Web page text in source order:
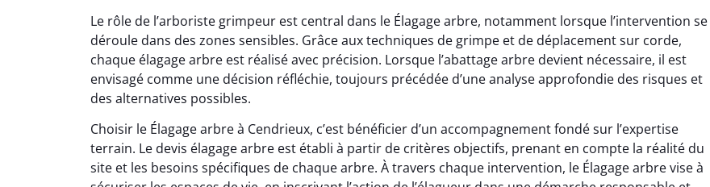
Le rôle de l’arboriste grimpeur est central dans le Élagage arbre, notamment lorsque l’intervention se
déroule dans des zones sensibles. Grâce aux techniques de grimpe et de déplacement sur corde,
chaque élagage arbre est réalisé avec précision. Lorsque l’abattage arbre devient nécessaire, il est
envisagé comme une décision réfléchie, toujours précédée d’une analyse approfondie des risques et
des alternatives possibles.
Choisir le Élagage arbre à Cendrieux, c’est bénéficier d’un accompagnement fondé sur l’expertise
terrain. Le devis élagage arbre est établi à partir de critères objectifs, prenant en compte la réalité du
site et les besoins spécifiques de chaque arbre. À travers chaque intervention, le Élagage arbre vise à